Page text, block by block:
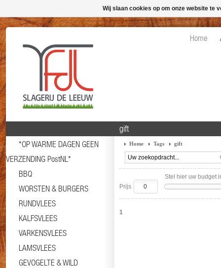
Home
*OP WARME DAGEN GEEN
VERZENDING PostNL*
BBQ
WORSTEN & BURGERS
RUNDVLEES
KALFSVLEES
VARKENSVLEES
LAMSVLEES
GEVOGELTE & WILD
gift
Home Tags gift
Stel hier uw budget
Prijs
1
Wij slaan cookies op om onze website te